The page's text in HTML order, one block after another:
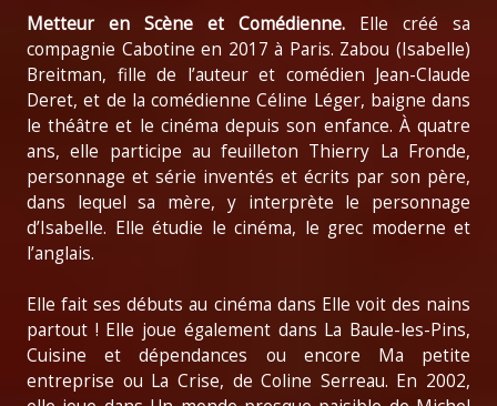
Metteur en Scène et Comédienne. Elle créé sa
compagnie Cabotine en 2017 à Paris. Zabou (Isabelle)
Breitman, fille de l’auteur et comédien Jean-Claude
Deret, et de la comédienne Céline Léger, baigne dans
le théâtre et le cinéma depuis son enfance. À quatre
ans, elle participe au feuilleton Thierry La Fronde,
personnage et série inventés et écrits par son père,
dans lequel sa mère, y interprète le personnage
d’Isabelle. Elle étudie le cinéma, le grec moderne et
l’anglais.
Elle fait ses débuts au cinéma dans Elle voit des nains
partout ! Elle joue également dans La Baule-les-Pins,
Cuisine et dépendances ou encore Ma petite
entreprise ou La Crise, de Coline Serreau. En 2002,